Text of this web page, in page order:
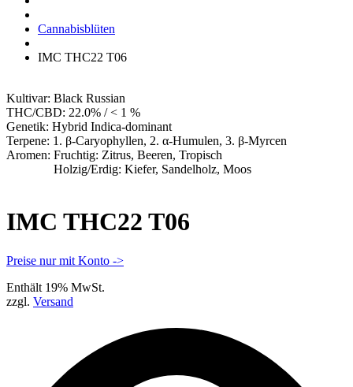
Apotheke
Cannabisblüten
IMC THC22 T06
Kultivar: Black Russian
THC/CBD: 22.0% / < 1 %
Genetik: Hybrid Indica-dominant
Terpene: 1. β-Caryophyllen, 2. α-Humulen, 3. β-Myrcen
Aromen: Fruchtig: Zitrus, Beeren, Tropisch
Holzig/Erdig: Kiefer, Sandelholz, Moos
IMC THC22 T06
Preise nur mit Konto ->
Enthält 19% MwSt.
zzgl. Versand